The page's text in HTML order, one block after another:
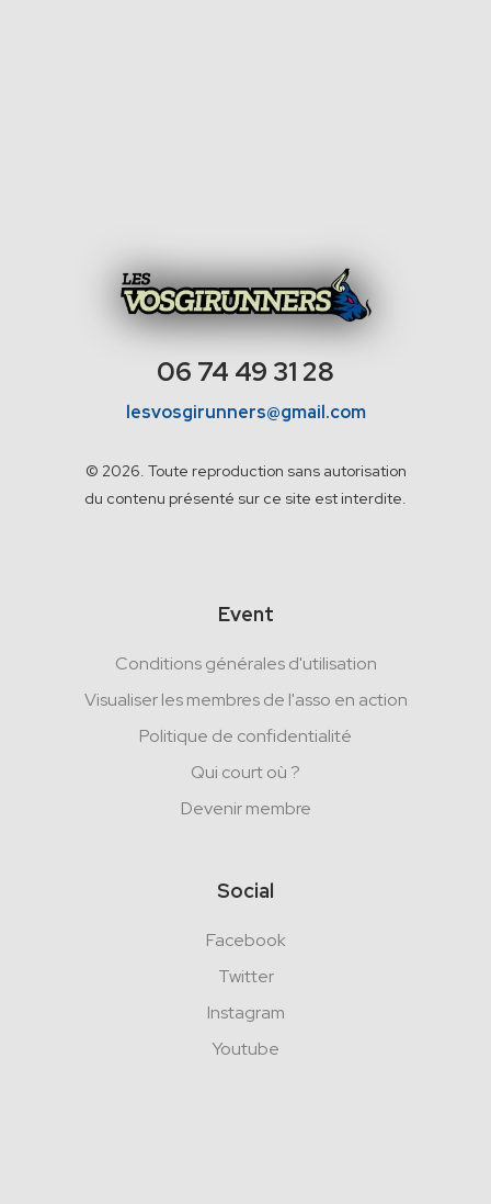
06 74 49 31 28
lesvosgirunners@gmail.com
© 2026. Toute reproduction sans autorisation
du contenu présenté sur ce site est interdite.
Event
Conditions générales d'utilisation
Visualiser les membres de l'asso en action
Politique de confidentialité
Qui court où ?
Devenir membre
Social
Facebook
Twitter
Instagram
Youtube